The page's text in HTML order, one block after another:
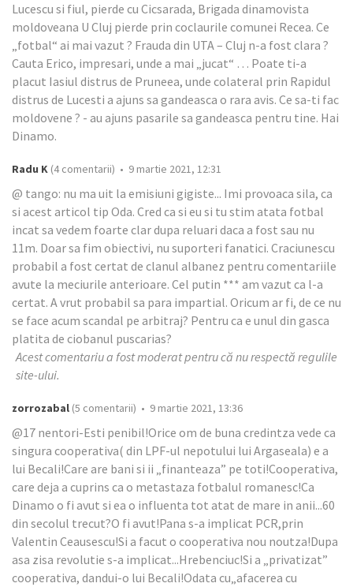
Lucescu si fiul, pierde cu Cicsarada, Brigada dinamovista
moldoveana U Cluj pierde prin coclaurile comunei Recea. Ce
„fotbal“ ai mai vazut ? Frauda din UTA – Cluj n-a fost clara ?
Cauta Erico, impresari, unde a mai „jucat“ … Poate ti-a
placut Iasiul distrus de Pruneea, unde colateral prin Rapidul
distrus de Lucesti a ajuns sa gandeasca o rara avis. Ce sa-ti fac
moldovene ? - au ajuns pasarile sa gandeasca pentru tine. Hai
Dinamo.
Radu K (4 comentarii) • 9 martie 2021, 12:31
@ tango: nu ma uit la emisiuni gigiste... Imi provoaca sila, ca
si acest articol tip Oda. Cred ca si eu si tu stim atata fotbal
incat sa vedem foarte clar dupa reluari daca a fost sau nu
11m. Doar sa fim obiectivi, nu suporteri fanatici. Craciunescu
probabil a fost certat de clanul albanez pentru comentariile
avute la meciurile anterioare. Cel putin *** am vazut ca l-a
certat. A vrut probabil sa para impartial. Oricum ar fi, de ce nu
se face acum scandal pe arbitraj? Pentru ca e unul din gasca
platita de ciobanul puscarias?
Acest comentariu a fost moderat pentru că nu respectă regulile
site-ului.
zorrozabal (5 comentarii) • 9 martie 2021, 13:36
@17 nentori-Esti penibil!Orice om de buna credintza vede ca
singura cooperativa( din LPF-ul nepotului lui Argaseala) e a
lui Becali!Care are bani si ii „finanteaza” pe toti!Cooperativa,
care deja a cuprins ca o metastaza fotbalul romanesc!Ca
Dinamo o fi avut si ea o influenta tot atat de mare in anii...60
din secolul trecut?O fi avut!Pana s-a implicat PCR,prin
Valentin Ceausescu!Si a facut o cooperativa nou noutza!Dupa
asa zisa revolutie s-a implicat...Hrebenciuc!Si a „privatizat”
cooperativa, dandui-o lui Becali!Odata cu„afacerea cu